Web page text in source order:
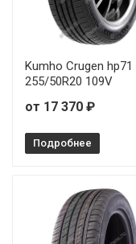
Kumho Crugen hp71
255/50R20 109V
от 17 370 ₽
Подробнее